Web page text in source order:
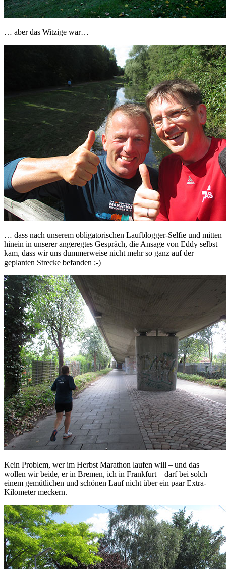
… aber das Witzige war…
… dass nach unserem obligatorischen Laufblogger-Selfie und mitten
hinein in unserer angeregtes Gespräch, die Ansage von Eddy selbst
kam, dass wir uns dummerweise nicht mehr so ganz auf der
geplanten Strecke befanden ;-)
Kein Problem, wer im Herbst Marathon laufen will – und das
wollen wir beide, er in Bremen, ich in Frankfurt – darf bei solch
einem gemütlichen und schönen Lauf nicht über ein paar Extra-
Kilometer meckern.